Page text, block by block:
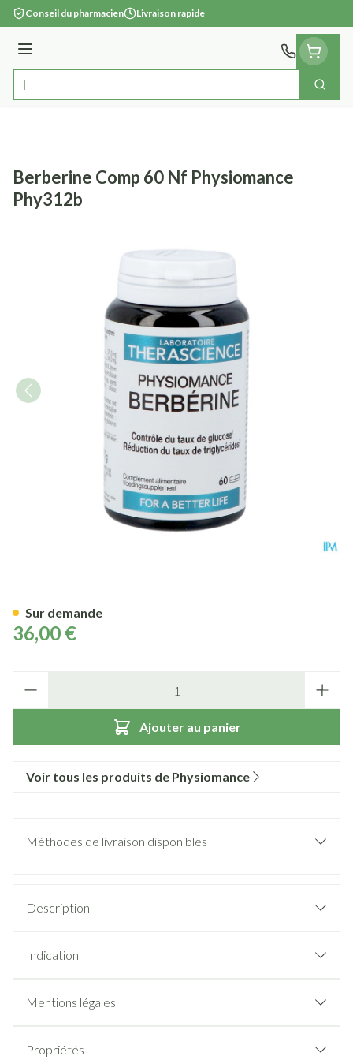
Aller au contenu
Conseil du pharmacien Livraison rapide
Menu
Rechercher
Berberine Comp 60 Nf Physiomance
Phy312b
36,00 €
Ajouter au panier
Sur demande
Voir tous les produits de Physiomance
Méthodes de livraison disponibles
Description
Indication
Mentions légales
Propriétés